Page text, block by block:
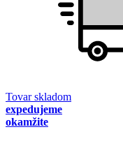
Tovar skladom
expedujeme
okamžite